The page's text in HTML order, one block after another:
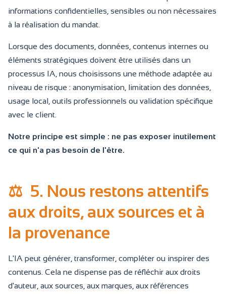
informations confidentielles, sensibles ou non nécessaires
à la réalisation du mandat.
Lorsque des documents, données, contenus internes ou
éléments stratégiques doivent être utilisés dans un
processus IA, nous choisissons une méthode adaptée au
niveau de risque : anonymisation, limitation des données,
usage local, outils professionnels ou validation spécifique
avec le client.
Notre principe est simple : ne pas exposer inutilement
ce qui n'a pas besoin de l'être.
⚖️ 5. Nous restons attentifs
aux droits, aux sources et à
la provenance
L'IA peut générer, transformer, compléter ou inspirer des
contenus. Cela ne dispense pas de réfléchir aux droits
d'auteur, aux sources, aux marques, aux références